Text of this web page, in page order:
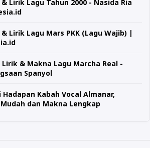
Lirik Lagu Tahun 2000 - Nasida Ria
Lirik Lagu Mars PKK (Lagu Wajib) |
Lirik & Makna Lagu Marcha Real -
Spanyol
Kabah Vocal Almanar,
dan Makna Lengkap